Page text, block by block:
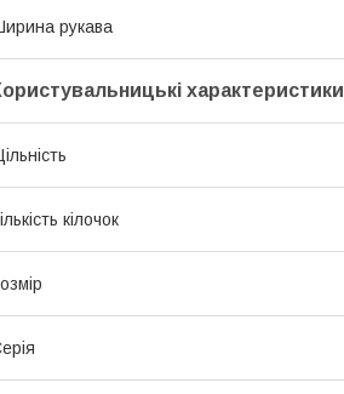
рукава
характеристики
кілочок